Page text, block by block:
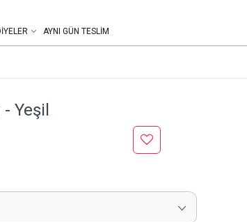
AYNI GÜN TESLİM
Yeşil